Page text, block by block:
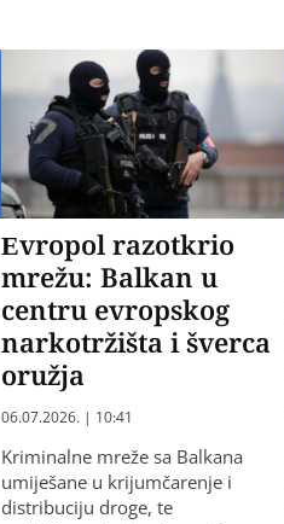
Evropol razotkrio
mrežu: Balkan u
centru evropskog
narkotržišta i šverca
oružja
06.07.2026. | 10:41
Kriminalne mreže sa Balkana
umiješane u krijumčarenje i
distribuciju droge, te